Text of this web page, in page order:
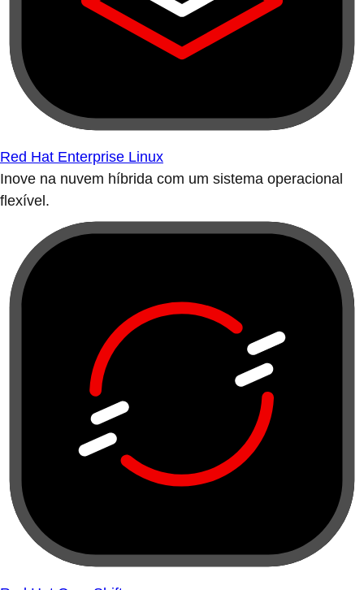
Red Hat Enterprise Linux
Inove na nuvem híbrida com um sistema operacional
flexível.